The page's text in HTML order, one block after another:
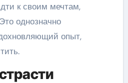
к своим мечтам,
однозначно
опыт,